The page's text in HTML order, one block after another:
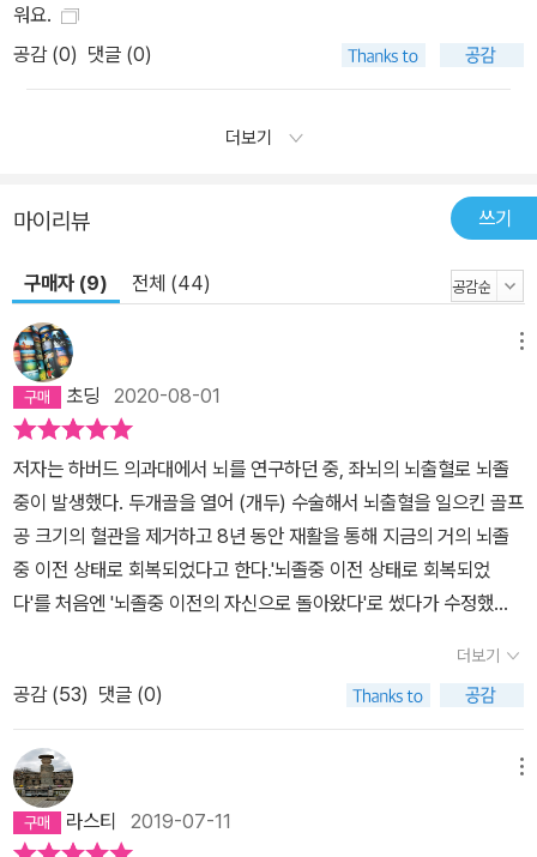
워요.
공감 (0) 댓글 (0)
더보기
마이리뷰 쓰기
구매자 (9) 전체 (44)
초딩 2020-08-01
저자는 하버드 의과대에서 뇌를 연구하던 중, 좌뇌의 뇌출혈로 뇌졸
중이 발생했다. 두개골을 열어 (개두) 수술해서 뇌출혈을 일으킨 골프
공 크기의 혈관을 제거하고 8년 동안 재활을 통해 지금의 거의 뇌졸
중 이전 상태로 회복되었다고 한다.'뇌졸중 이전 상태로 회복되었
다'를 처음엔 '뇌졸중 이전의 자신으로 돌아왔다'로 썼다가 수정했다.
스를 주고받지 못해 침묵하는 동안, 그동안 좌뇌에 억눌려왔던 우뇌
가 활발하게 활동하면서 저자는 자신을 타인을 세상을 이전과는 전혀
다르게 느끼게 (인지라는 말을 썼다가 그것은 좌뇌의 것이니 '느끼
는'으로 또 바꾸었다) 되었다.뇌졸중이 발생한 날 아침을 뇌 과학자로
서 아주 선명하고 섬세하고 과학적으로 서사 했다. 그리고 좌뇌의 인
지가 없어 몸의 경계가 무너지면서 마치 우주와 하나가 되는 듯했고,
더보기
공감 (53) 댓글 (0)
라스티 2019-07-11